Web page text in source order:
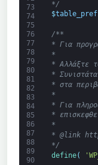
73
74
75
76
77
78
79
80
81
82
83
84
85
86
87
88
89
90
*/
$
/**
* Για
*
* Αλλάξτε
*
* στα
*
* Για
*
*
* @link
*/
define(